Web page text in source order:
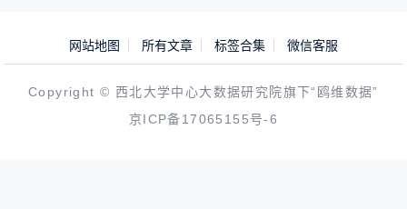
网站地图 所有文章 标签合集 微信客服
Copyright © 西北大学中心大数据研究院旗下“鸥维数据”
京ICP备17065155号-6